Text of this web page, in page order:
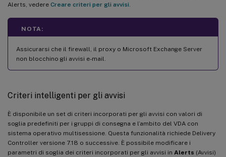
Alerts, vedere Creare criteri per gli avvisi.
NOTA:
Assicurarsi che il firewall, il proxy o Microsoft Exchange Server
non blocchino gli avvisi e-mail.
Criteri intelligenti per gli avvisi
È disponibile un set di criteri incorporati per gli avvisi con valori di
soglia predefiniti per i gruppi di consegna e l’ambito del VDA con
sistema operativo multisessione. Questa funzionalità richiede Delivery
Controller versione 7.18 o successive. È possibile modificare i
parametri di soglia dei criteri incorporati per gli avvisi in Alerts (Avvisi)